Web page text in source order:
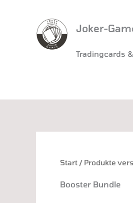
Joker-
Tradingcards
Start / Produkte
Booster Bundle